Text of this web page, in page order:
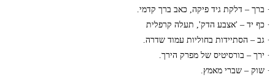
· ברך – דלקת גיד פיקה, כאב ברך קדמי.
· כף יד – 'אצבע הדק', תעלה קרפלית
· גב – הסתיידות בחוליות עמוד שדרה.
· ירך – בורסיטיס של מפרק הירך.
· שוק – שברי מאמץ.